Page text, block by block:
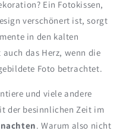
Ein Fotokissen,
verschönert ist, sorgt
in den kalten
das Herz, wenn die
Foto betrachtet.
und viele andere
der besinnlichen Zeit im
. Warum also nicht